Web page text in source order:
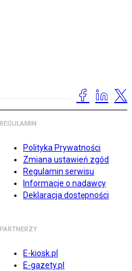
REGULAMIN
Polityka Prywatności
Zmiana ustawień zgód
Regulamin serwisu
Informacje o nadawcy
Deklaracja dostępności
PARTNERZY
E-kiosk.pl
E-gazety.pl